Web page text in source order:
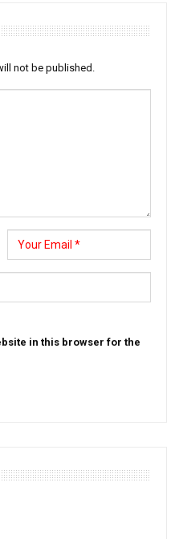
not be published.
in this browser for the